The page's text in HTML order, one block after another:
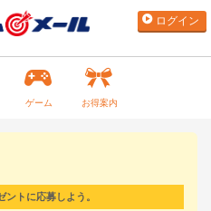
ログイン
ゲーム お得案内
トに応募しよう。